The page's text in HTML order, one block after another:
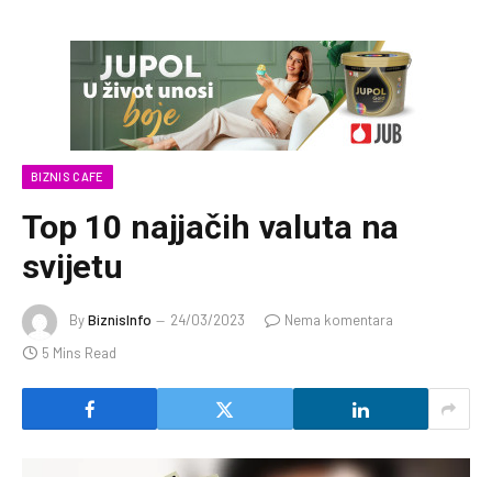
BIZNIS CAFE
Top 10 najjačih valuta na
svijetu
ByBiznisInfo 24/03/2023
Nema komentara
5 Mins Read